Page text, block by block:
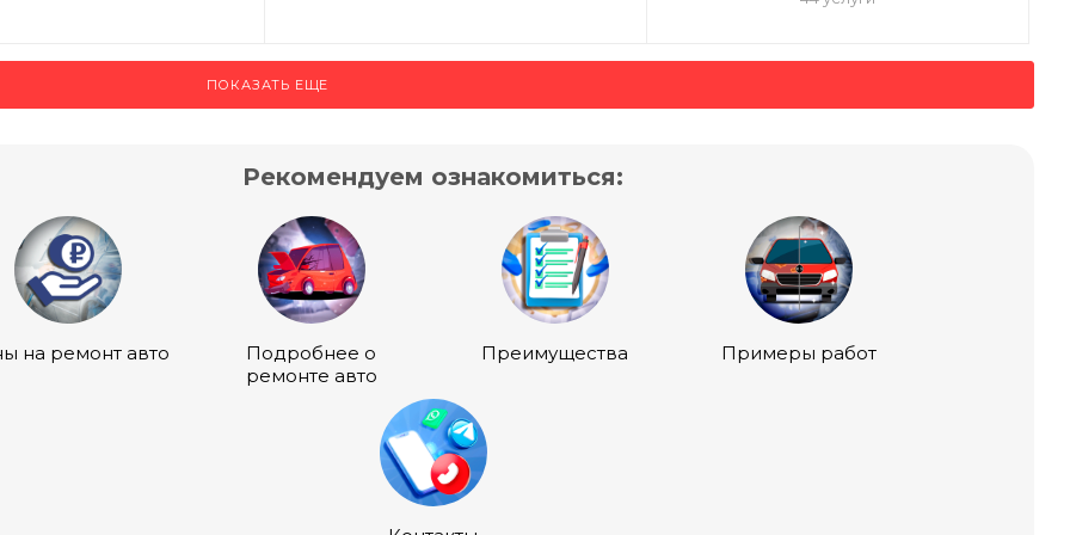
ПОКАЗАТЬ ЕЩЕ
Рекомендуем ознакомиться:
на ремонт авто
Подробнее о
ремонте авто
Преимущества Примеры работ